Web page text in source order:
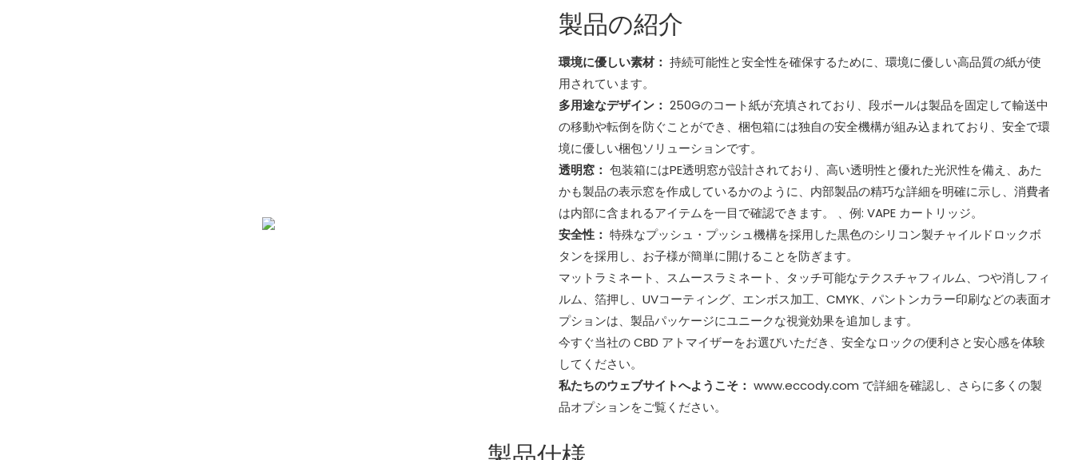
製品の紹介
環境に優しい素材： 持続可能性と安全性を確保するために、環境に優しい高品質の紙が使
用されています。
多用途なデザイン： 250Gのコート紙が充填されており、段ボールは製品を固定して輸送中
の移動や転倒を防ぐことができ、梱包箱には独自の安全機構が組み込まれており、安全で環
境に優しい梱包ソリューションです。
透明窓： 包装箱にはPE透明窓が設計されており、高い透明性と優れた光沢性を備え、あた
かも製品の表示窓を作成しているかのように、内部製品の精巧な詳細を明確に示し、消費者
は内部に含まれるアイテムを一目で確認できます。 、例: VAPE カートリッジ。
安全性： 特殊なプッシュ・プッシュ機構を採用した黒色のシリコン製チャイルドロックボ
タンを採用し、お子様が簡単に開けることを防ぎます。
マットラミネート、スムースラミネート、タッチ可能なテクスチャフィルム、つや消しフィ
ルム、箔押し、UVコーティング、エンボス加工、CMYK、パントンカラー印刷などの表面オ
プションは、製品パッケージにユニークな視覚効果を追加します。
今すぐ当社の CBD アトマイザーをお選びいただき、安全なロックの便利さと安心感を体験
してください。
私たちのウェブサイトへようこそ： www.eccody.com で詳細を確認し、さらに多くの製
品オプションをご覧ください。